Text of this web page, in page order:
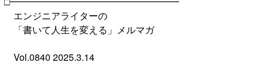
エンジニアライターの
「書いて人生を変える」メルマガ
Vol.0840 2025.3.14